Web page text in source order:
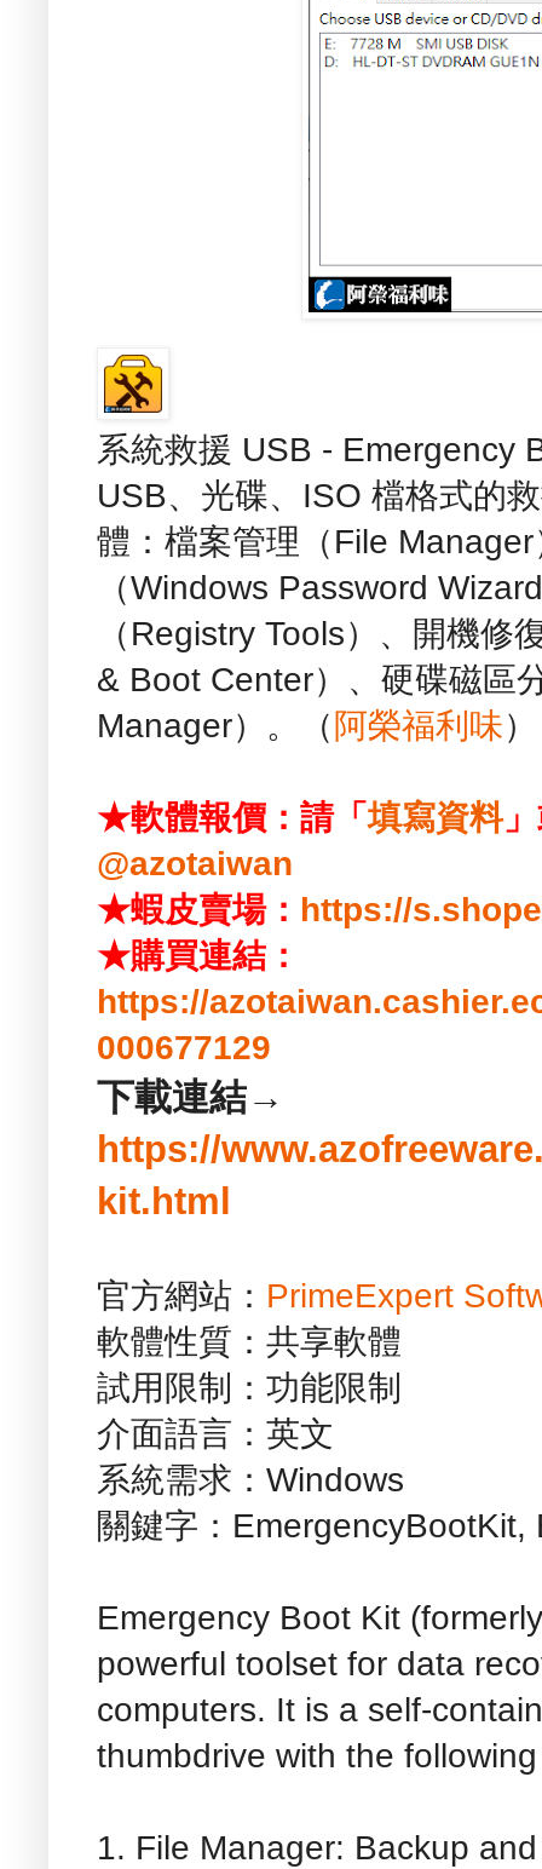
系統救援 USB - Emergency
USB、光碟、ISO 檔格式的
體：檔案管理（File
（Windows Password
（Registry Tools）、開機
& Boot Center）、硬碟磁區
Manager）。（ 阿榮福利味）
★軟體報價：請「填寫資料
@azotaiwan
★蝦皮賣場： https://
★購買連結：
https://
000677129
下載連結→
https://
kit.html
官方網站： PrimeExpert
軟體性質：共享軟體
試用限制：功能限制
介面語言：英文
系統需求：Windows
關鍵字：EmergencyBootKit,
Emergency Boot Kit
powerful toolset for data
computers. It is a self-
thumbdrive with the
1. File Manager: Backup